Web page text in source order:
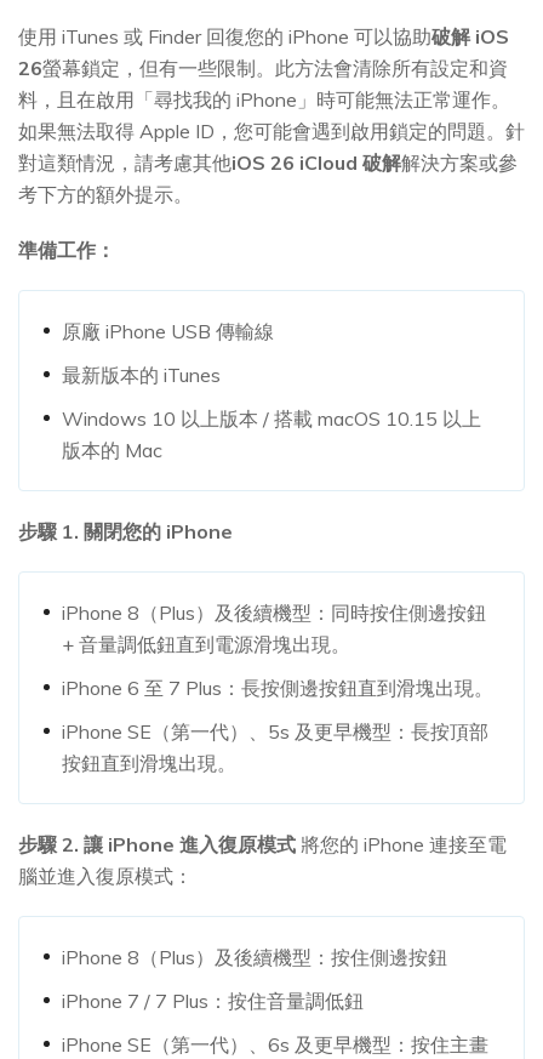
使用 iTunes 或 Finder 回復您的 iPhone 可以協助破解 iOS
26螢幕鎖定，但有一些限制。此方法會清除所有設定和資
料，且在啟用「尋找我的 iPhone」時可能無法正常運作。
如果無法取得 Apple ID，您可能會遇到啟用鎖定的問題。針
對這類情況，請考慮其他iOS 26 iCloud 破解解決方案或參
考下方的額外提示。
準備工作：
原廠 iPhone USB 傳輸線
最新版本的 iTunes
Windows 10 以上版本 / 搭載 macOS 10.15 以上
版本的 Mac
步驟 1. 關閉您的 iPhone
iPhone 8（Plus）及後續機型：同時按住側邊按鈕
+ 音量調低鈕直到電源滑塊出現。
iPhone 6 至 7 Plus：長按側邊按鈕直到滑塊出現。
iPhone SE（第一代）、5s 及更早機型：長按頂部
按鈕直到滑塊出現。
步驟 2. 讓 iPhone 進入復原模式 將您的 iPhone 連接至電
腦並進入復原模式：
iPhone 8（Plus）及後續機型：按住側邊按鈕
iPhone 7 / 7 Plus：按住音量調低鈕
iPhone SE（第一代）、6s 及更早機型：按住主畫